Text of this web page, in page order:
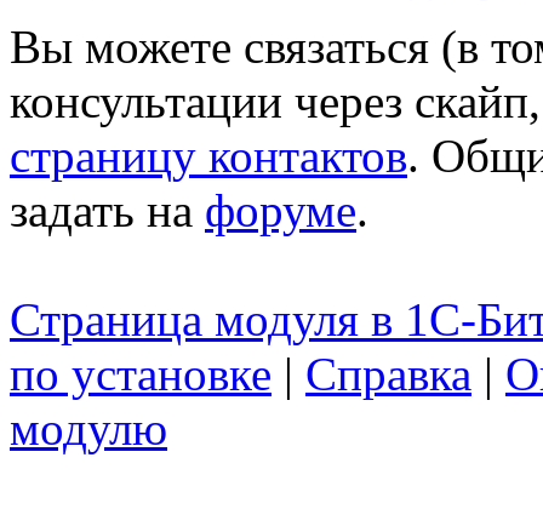
Вы можете связаться (в
консультации через
страницу контактов.
задать на форуме.
Страница модуля в 1С-
по установке | Справка |
модулю